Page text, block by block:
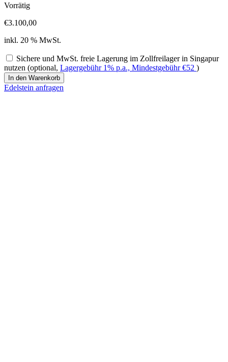
Vorrätig
€3.100,00
inkl. 20 % MwSt.
Sichere und MwSt. freie Lagerung im Zollfreilager in Singapur
nutzen (optional, Lagergebühr 1% p.a., Mindestgebühr€52 )
Tsavolith
Menge
In den Warenkorb
Edelstein anfragen